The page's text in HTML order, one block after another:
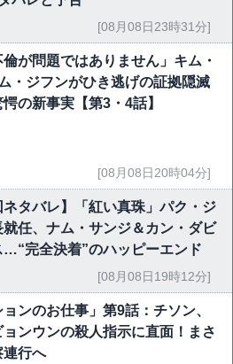
[08月08日23時31分]
倫が問題ではありません」キム・
・ジフンがひき逃げの証拠隠滅
の新事実【第3・4話】
[08月08日20時04分]
ネタバレ】「紅い真珠」パク・ジ
就任、ナム・サンジ＆カン・ダビ
…“完全決着”のハッピーエンド
[08月08日19時12分]
ョンのお仕事」第9話：チソン、
ンウンの殺人指示に直面！まさ
連行へ